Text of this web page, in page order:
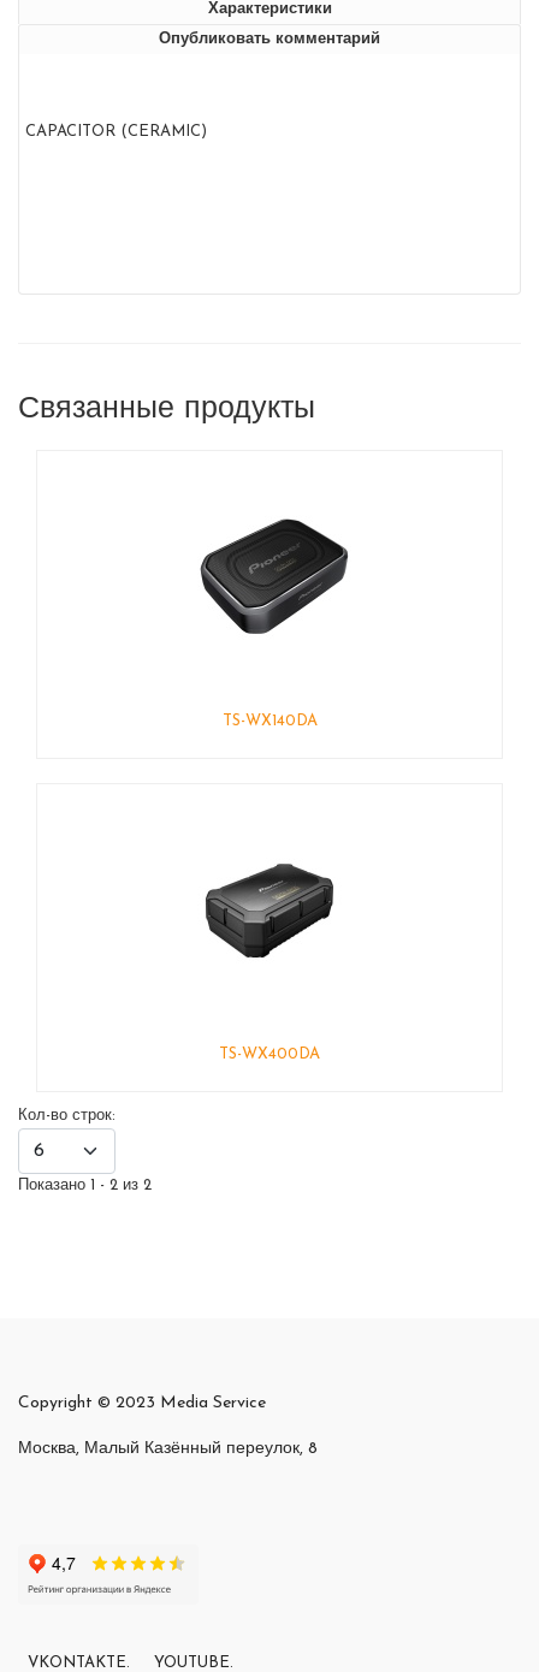
Характеристики
Опубликовать комментарий
CAPACITOR (CERAMIC)
Связанные продукты
TS-WX140DA
TS-WX400DA
Кол-во строк:
Показано 1 - 2 из 2
Copyright © 2023 Media Service
Москва, Малый Казённый переулок, 8
VKONTAKTE. YOUTUBE.